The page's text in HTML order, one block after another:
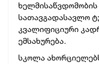
სათავგადასავლო
კვალიფიციური
ემსახურება.
სკოლა